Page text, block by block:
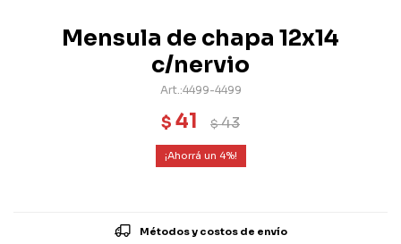
Mensula de chapa 12x14
c/nervio
4499-4499
$ 41 $43
4
Métodos y costos de envío